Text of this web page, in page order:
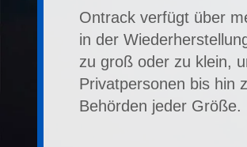
Ontrack verfügt über
in der
zu groß oder zu klein,
Privatpersonen bis hin
Behörden jeder Größe.